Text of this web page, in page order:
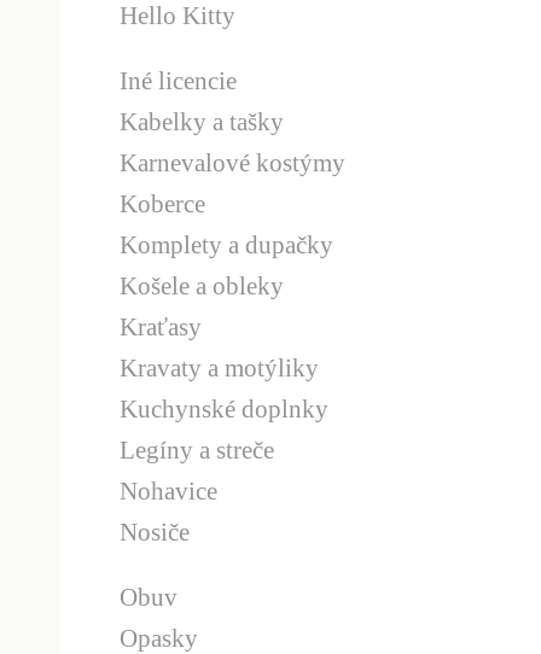
Hello Kitty
Iné licencie
Kabelky a tašky
Karnevalové kostýmy
Koberce
Komplety a dupačky
Košele a obleky
Kraťasy
Kravaty a motýliky
Kuchynské doplnky
Legíny a streče
Nohavice
Nosiče
Obuv
Opasky